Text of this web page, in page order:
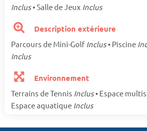
Inclus• Salle de Jeux Inclus
Description extérieure
Parcours de Mini-Golf Inclus• Piscine
Inclus
Environnement
Terrains de Tennis Inclus• Espace
Espace aquatique Inclus